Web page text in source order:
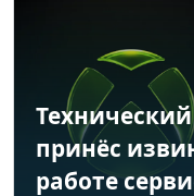
принёс
работе